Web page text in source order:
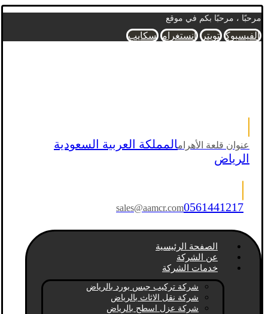
مرحبًا ، مرحبًا بكم في موقع
الفيسبوك تويتر انستغرام سكايب
عنوان قلعة الأهرامالمملكة العربية السعودية
الرياض
sales@aamcr.com0561441217
الصفحة الرئيسية
عن الشركة
خدمات الشركة
شركة تركيب جبس بورد بالرياض
شركة نقل الاثاث بالرياض
شركة عزل اسطح بالرياض